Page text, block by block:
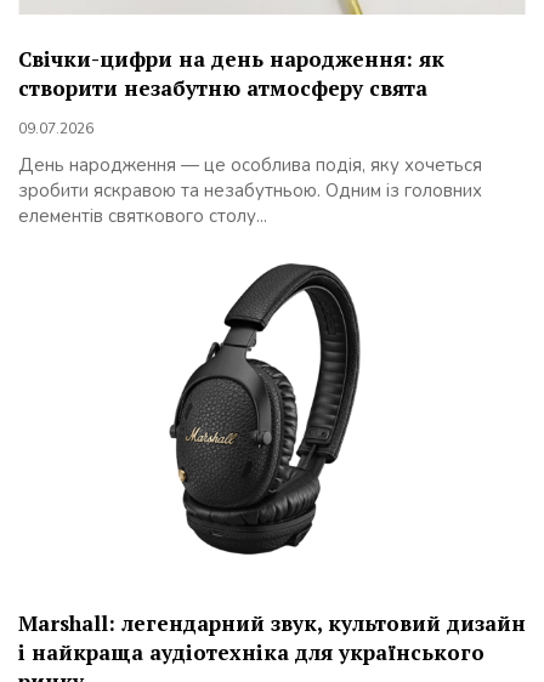
Свічки-цифри на день народження: як
створити незабутню атмосферу свята
09.07.2026
День народження — це особлива подія, яку хочеться
зробити яскравою та незабутньою. Одним із головних
елементів святкового столу...
Marshall: легендарний звук, культовий дизайн
і найкраща аудіотехніка для українського